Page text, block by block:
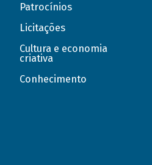
Patrocínios
Licitações
Cultura e economia
criativa
Conhecimento